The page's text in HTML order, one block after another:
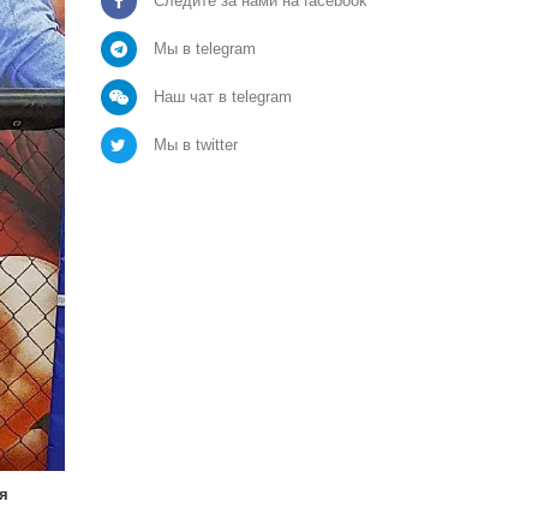
Мы в telegram
Наш чат в telegram
Мы в twitter